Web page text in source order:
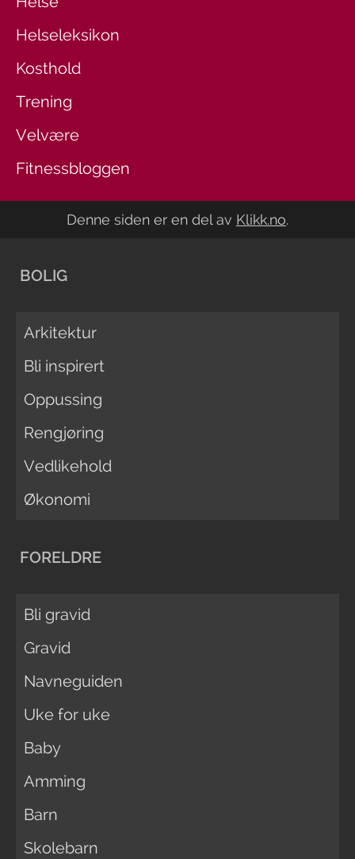
Helseleksikon
Kosthold
Trening
Velvære
Fitnessbloggen
Denne siden er en del av Klikk.no.
BOLIG
Arkitektur
Bli inspirert
Oppussing
Rengjøring
Vedlikehold
Økonomi
FORELDRE
Bli gravid
Gravid
Navneguiden
Uke for uke
Baby
Amming
Barn
Skolebarn